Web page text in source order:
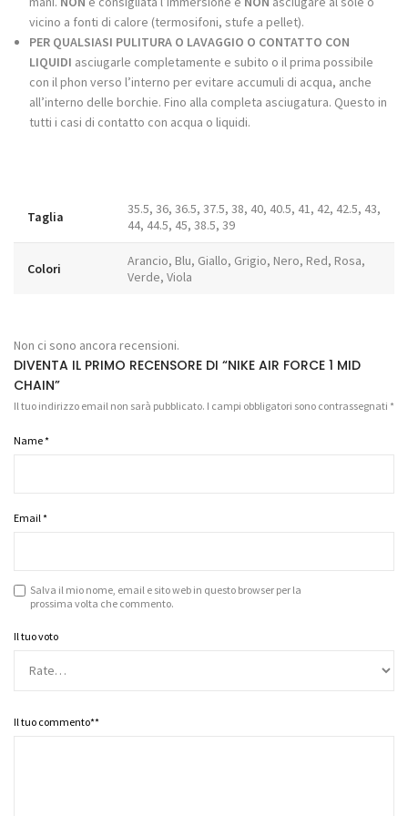
vicino a fonti di calore (termosifoni, stufe a pellet).
PER QUALSIASI PULITURA O LAVAGGIO O CONTATTO CON
LIQUIDI asciugarle completamente e subito o il prima possibile
con il phon verso l’interno per evitare accumuli di acqua, anche
all’interno delle borchie. Fino alla completa asciugatura. Questo in
tutti i casi di contatto con acqua o liquidi.
Taglia
35.5, 36, 36.5, 37.5, 38, 40, 40.5, 41, 42, 42.5, 43,
44, 44.5, 45, 38.5, 39
Colori
Arancio, Blu, Giallo, Grigio, Nero, Red, Rosa,
Verde, Viola
Non ci sono ancora recensioni.
DIVENTA IL PRIMO RECENSORE DI “NIKE AIR FORCE 1 MID
CHAIN”
Il tuo indirizzo email non sarà pubblicato. I campi obbligatori sono contrassegnati *
Name*
Email*
Salva il mio nome, email e sito web in questo browser per la
prossima volta che commento.
Il tuo voto
Il tuo commento**